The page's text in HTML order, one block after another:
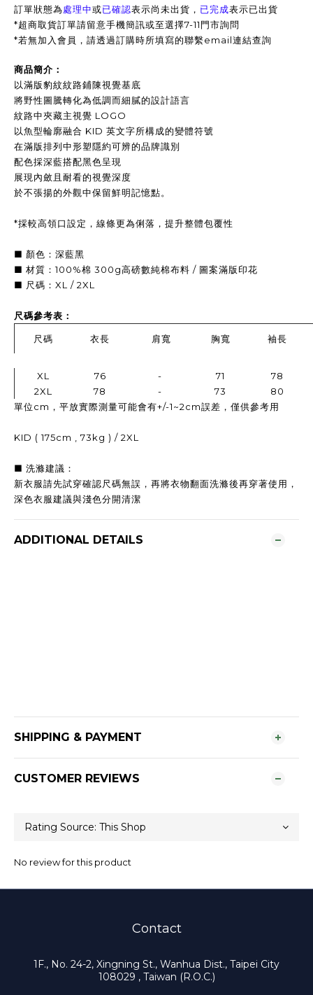
訂單狀態為處理中或已確認表示尚未出貨， 已完成表示已出貨
*超商取貨訂單請留意手機簡訊或至選擇7-11門市詢問
*若無加入會員，請透過訂購時所填寫的聯繫email連結查詢
商品簡介：
以滿版豹紋紋路鋪陳視覺基底
將野性圖騰轉化為低調而細膩的設計語言
紋路中夾藏主視覺 LOGO
以魚型輪廓融合 KID 英文字所構成的變體符號
在滿版排列中形塑隱約可辨的品牌識別
配色採深藍搭配黑色呈現
展現內斂且耐看的視覺深度
於不張揚的外觀中保留鮮明記憶點。
*採較高領口設定，線條更為俐落，提升整體包覆性
■ 顏色：深藍黑
■ 材質：100%棉 300g高磅數純棉布料 / 圖案滿版印花
■ 尺碼：XL / 2XL
尺碼參考表：
尺碼 衣長 肩寬 胸寬 袖長
XL 76 - 71
78
2XL
78 - 73
80
單位cm，平放實際測量可能會有+/-1~2cm誤差，僅供參考用
KID ( 175cm , 73kg ) / 2XL
■ 洗滌建議：
新衣服請先試穿確認尺碼無誤，再將衣物翻面洗滌後再穿著使用，
深色衣服建議與淺色分開清潔
ADDITIONAL DETAILS
SHIPPING & PAYMENT
CUSTOMER REVIEWS
No review for this product
Contact
1F., No. 24-2, Xingning St., Wanhua Dist., Taipei City
108029 , Taiwan (R.O.C.)